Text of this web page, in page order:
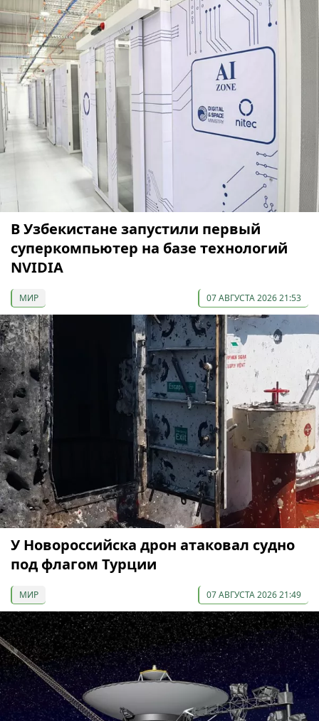
В Узбекистане запустили первый
суперкомпьютер на базе технологий
NVIDIA
МИР 07 АВГУСТА 2026 21:53
У Новороссийска дрон атаковал судно
под флагом Турции
МИР 07 АВГУСТА 2026 21:49